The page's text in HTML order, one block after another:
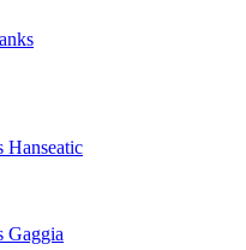
Hanseatic
Gaggia